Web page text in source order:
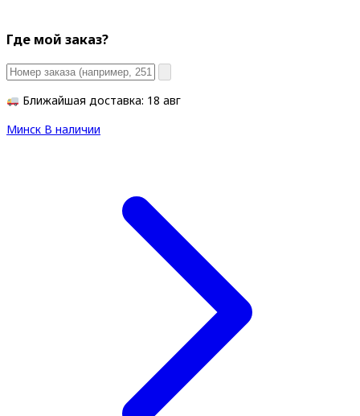
Где мой заказ?
Ближайшая доставка: 18 авг
Минск В наличии